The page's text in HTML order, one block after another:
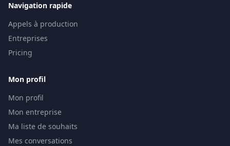
Navigation rapide
Appels à production
Entreprises
Pricing
Mon profil
Mon profil
Mon entreprise
Ma liste de souhaits
Mes conversations